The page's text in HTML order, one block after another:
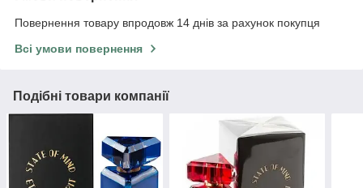
Повернення товару впродовж 14 днів за рахунок покупця
Всі умови повернення
Подібні товари компанії